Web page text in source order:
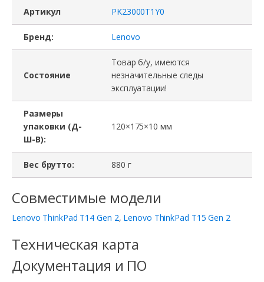
Артикул PK23000T1Y0
Бренд: Lenovo
Состояние
Товар б/у, имеются
незначительные следы
эксплуатации!
Размеры
упаковки (Д-
Ш-В):
120×175×10 мм
Вес брутто: 880 г
Совместимые модели
Lenovo ThinkPad T14 Gen 2, Lenovo ThinkPad T15 Gen 2
Техническая карта
Документация и ПО